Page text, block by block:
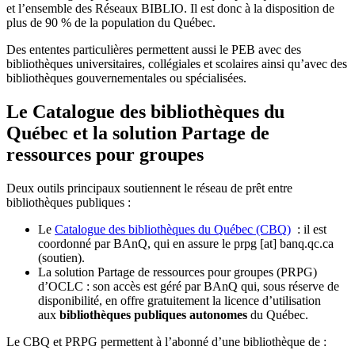
et l’ensemble des Réseaux BIBLIO. Il est donc à la disposition de
plus de 90 % de la population du Québec.
Des ententes particulières permettent aussi le PEB avec des
bibliothèques universitaires, collégiales et scolaires ainsi qu’avec des
bibliothèques gouvernementales ou spécialisées.
Le Catalogue des bibliothèques du
Québec et la solution Partage de
ressources pour groupes
Deux outils principaux soutiennent le réseau de prêt entre
bibliothèques publiques :
Le Catalogue des bibliothèques du Québec (CBQ) : il est
coordonné par BAnQ, qui en assure le prpg [at] banq.qc.ca
(soutien).
La solution Partage de ressources pour groupes (PRPG)
d’OCLC : son accès est géré par BAnQ qui, sous réserve de
disponibilité, en offre gratuitement la licence d’utilisation
aux bibliothèques publiques autonomes du Québec.
Le CBQ et PRPG permettent à l’abonné d’une bibliothèque de :